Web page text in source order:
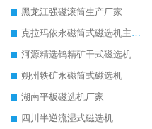
黑龙江强磁滚筒生产厂家
克拉玛依永磁筒式磁选机主要技术参数
河源精选钨精矿干式磁选机
朔州铁矿永磁筒式磁选机
湖南平板磁选机厂家
四川半逆流湿式磁选机